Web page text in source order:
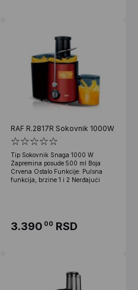
RAF R.2817R Sokovnik 1000W
Tip Sokovnik Snaga 1000 W
Zapremina posude 500 ml Boja
Crvena Ostalo Funkcije: Pulsna
funkcija, brzine 1 i 2 Nerđajući
3.390 00 RSD